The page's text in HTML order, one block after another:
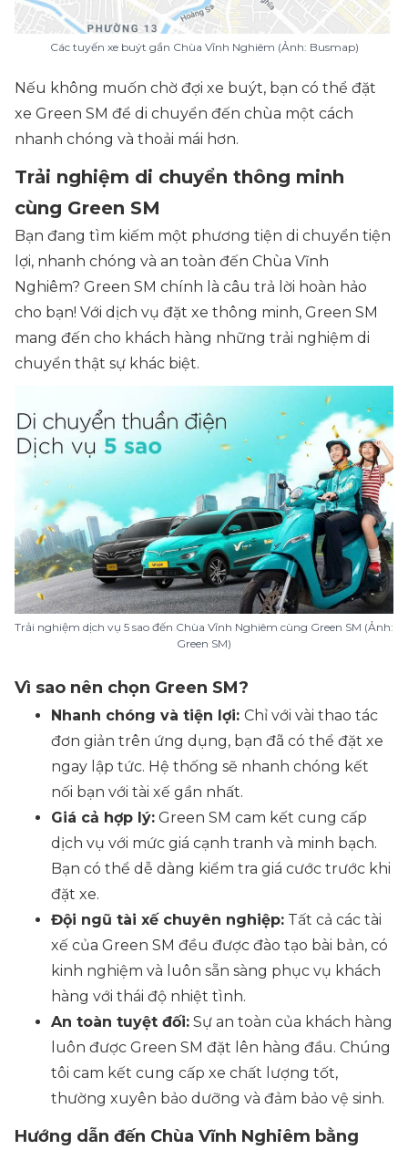
Các tuyến xe buýt gần Chùa Vĩnh Nghiêm (Ảnh: Busmap)
Nếu không muốn chờ đợi xe buýt, bạn có thể đặt
xe Green SM để di chuyển đến chùa một cách
nhanh chóng và thoải mái hơn.
Trải nghiệm di chuyển thông minh
cùng Green SM
Bạn đang tìm kiếm một phương tiện di chuyển tiện
lợi, nhanh chóng và an toàn đến Chùa Vĩnh
Nghiêm? Green SM chính là câu trả lời hoàn hảo
cho bạn! Với dịch vụ đặt xe thông minh, Green SM
mang đến cho khách hàng những trải nghiệm di
chuyển thật sự khác biệt.
Trải nghiệm dịch vụ 5 sao đến Chùa Vĩnh Nghiêm cùng Green SM (Ảnh:
Green SM)
Vì sao nên chọn Green SM?
Nhanh chóng và tiện lợi: Chỉ với vài thao tác
đơn giản trên ứng dụng, bạn đã có thể đặt xe
ngay lập tức. Hệ thống sẽ nhanh chóng kết
nối bạn với tài xế gần nhất.
Giá cả hợp lý: Green SM cam kết cung cấp
dịch vụ với mức giá cạnh tranh và minh bạch.
Bạn có thể dễ dàng kiểm tra giá cước trước khi
đặt xe.
Đội ngũ tài xế chuyên nghiệp: Tất cả các tài
xế của Green SM đều được đào tạo bài bản, có
kinh nghiệm và luôn sẵn sàng phục vụ khách
hàng với thái độ nhiệt tình.
An toàn tuyệt đối: Sự an toàn của khách hàng
luôn được Green SM đặt lên hàng đầu. Chúng
tôi cam kết cung cấp xe chất lượng tốt,
thường xuyên bảo dưỡng và đảm bảo vệ sinh.
Hướng dẫn đến Chùa Vĩnh Nghiêm bằng